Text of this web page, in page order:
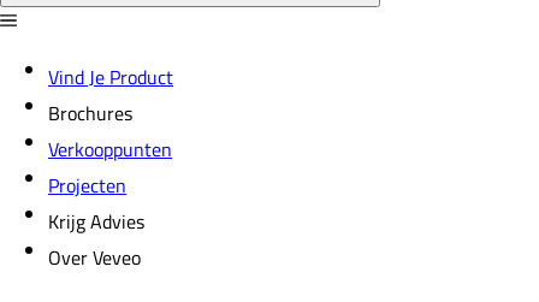
Vind Je Product
Brochures
Verkooppunten
Projecten
Krijg Advies
Over Veveo